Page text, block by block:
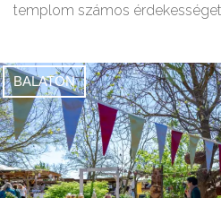
templom számos
BALATON